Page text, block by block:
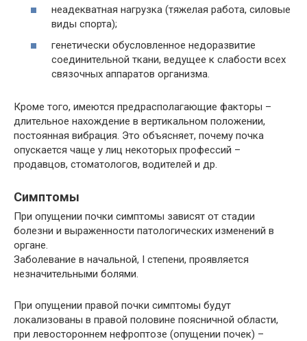
неадекватная нагрузка (тяжелая работа, силовые
виды спорта);
генетически обусловленное недоразвитие
соединительной ткани, ведущее к слабости всех
связочных аппаратов организма.
Кроме того, имеются предрасполагающие факторы –
длительное нахождение в вертикальном положении,
постоянная вибрация. Это объясняет, почему почка
опускается чаще у лиц некоторых профессий –
продавцов, стоматологов, водителей и др.
Симптомы
При опущении почки симптомы зависят от стадии
болезни и выраженности патологических изменений в
органе.
Заболевание в начальной, I степени, проявляется
незначительными болями.
При опущении правой почки симптомы будут
локализованы в правой половине поясничной области,
при левостороннем нефроптозе (опущении почек) –